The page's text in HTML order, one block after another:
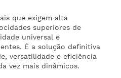
que exigem alta
superiores de
universal e
É a solução definitiva
versatilidade e eficiência
vez mais dinâmicos.